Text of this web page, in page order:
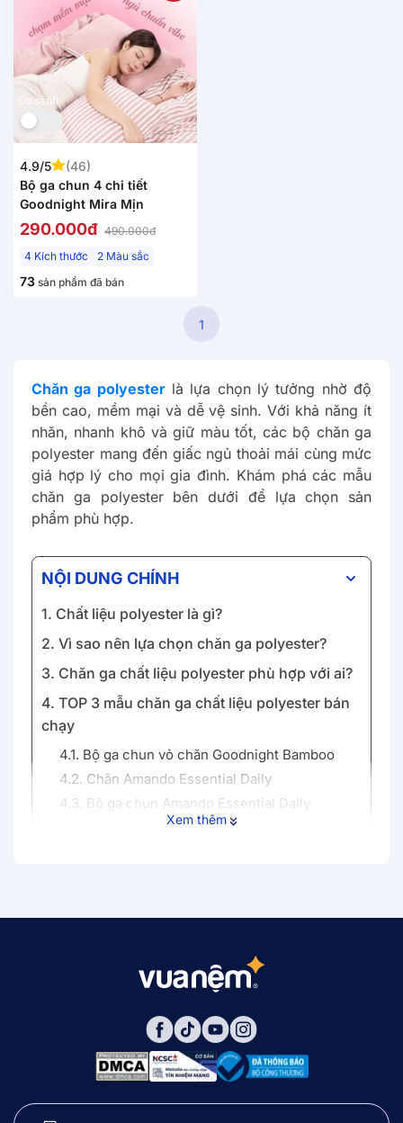
So sánh
Mới
4.9/5
(46)
Bộ ga chun 4 chi tiết
Goodnight Mira Mịn
290.000đ 490.000đ
4 Kích thước
2 Màu sắc
73 sản phẩm đã bán
1
Chăn ga polyesterlà lựa chọn lý tưởng nhờ độ
bền cao, mềm mại và dễ vệ sinh. Với khả năng ít
nhăn, nhanh khô và giữ màu tốt, các bộ chăn ga
polyester mang đến giấc ngủ thoải mái cùng mức
giá hợp lý cho mọi gia đình. Khám phá các mẫu
chăn ga polyester bên dưới để lựa chọn sản
phẩm phù hợp.
NỘI DUNG CHÍNH
1. Chất liệu polyester là gì?
2. Vì sao nên lựa chọn chăn ga polyester?
3. Chăn ga chất liệu polyester phù hợp với ai?
4. TOP 3 mẫu chăn ga chất liệu polyester bán
chạy
4.1. Bộ ga chun vỏ chăn Goodnight Bamboo
4.2. Chăn Amando Essential Daily
4.3. Bộ ga chun Amando Essential Daily
7.1. Chăn ga polyester có phù hợp sử dụng
quanh năm không?
7.2. Chăn ga polyester có bị xù lông sau thời
gian sử dụng không?
7.3. Có nên giặt chăn ga polyester bằng máy
giặt không?
7.4. Chăn ga polyester có dễ bám mùi không?
Xem thêm